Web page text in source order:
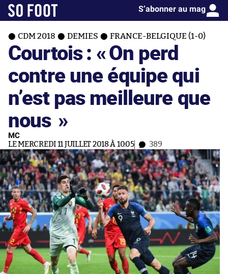
S’abonner au mag
CDM 2018 DEMIES FRANCE-BELGIQUE (1-0)
Courtois : «On perd
contre une équipe qui
n’est pas meilleure que
nous »
MC
LE MERCREDI 11 JUILLET 2018 À 10:05 389